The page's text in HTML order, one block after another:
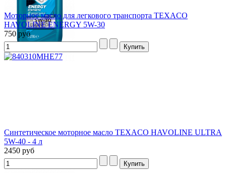
Моторное масло для легкового транспорта TEXACO
HAVOLINE ENERGY 5W-30
750 руб
Синтетическое моторное масло TEXACO HAVOLINE ULTRA
5W-40 - 4 л
2450 руб